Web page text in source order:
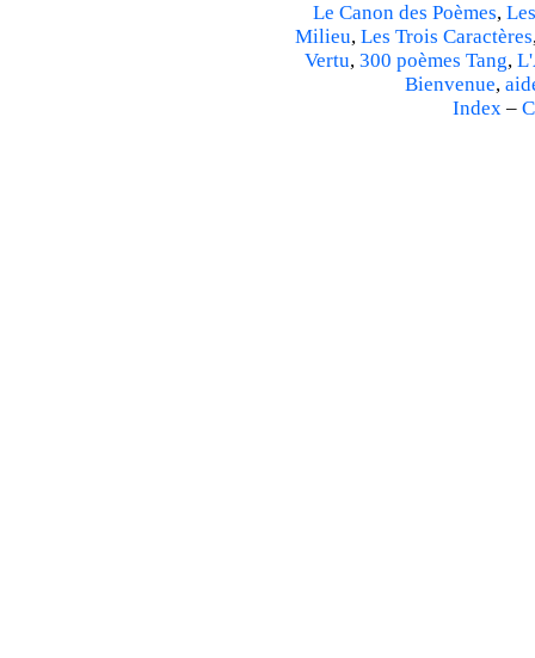
Le Canon des Poèmes,
Milieu, Les Trois Caractères
Vertu, 300 poèmes Tang,
Bienvenue,
Index–